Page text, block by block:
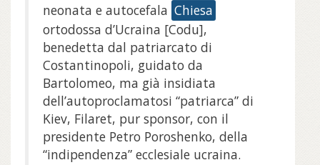
neonata e autocefala Chiesa
ortodossa d’Ucraina [Codu],
benedetta dal patriarcato di
Costantinopoli, guidato da
Bartolomeo, ma già insidiata
dell’autoproclamatosi “patriarca” di
Kiev, Filaret, pur sponsor, con il
presidente Petro Poroshenko, della
“indipendenza” ecclesiale ucraina.